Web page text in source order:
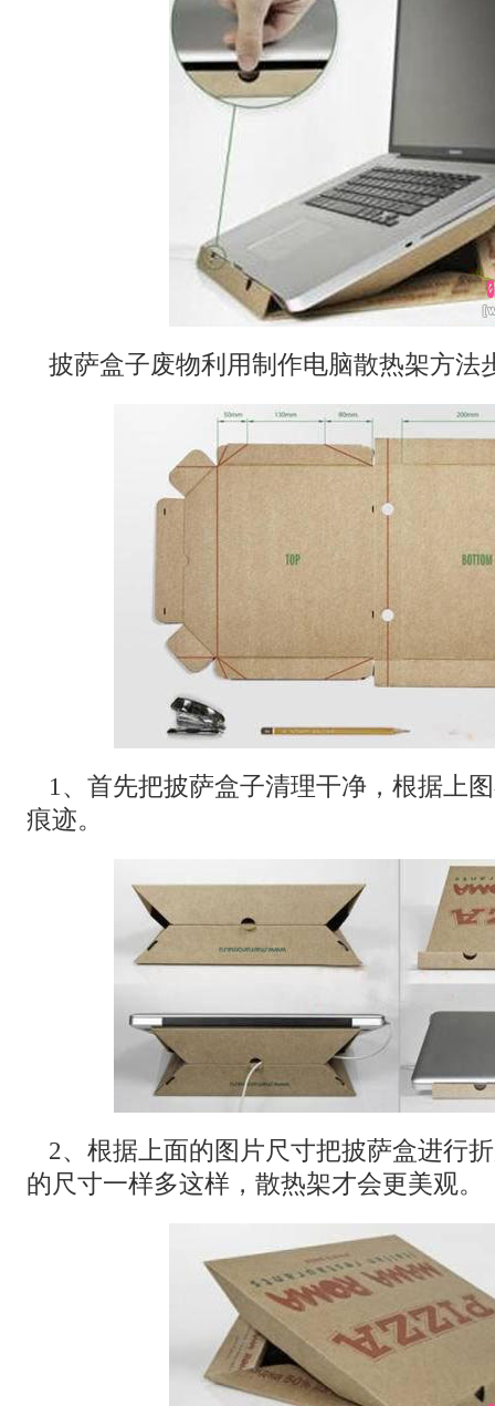
披萨盒子废物利用制作电脑散热架方法
1、首先把披萨盒子清理干净，根据上
痕迹。
2、根据上面的图片尺寸把披萨盒进行
的尺寸一样多这样，散热架才会更美观。